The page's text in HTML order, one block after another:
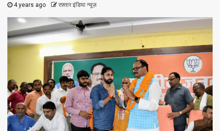
4 years ago रफ़्तार इंडिया न्यूज़